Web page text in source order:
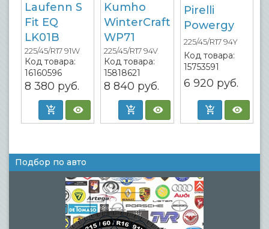
Laufenn S
Fit EQ
LK01B
225/45/R17 91W
Код товара:
16160596
8 380 руб.
Kumho
WinterCraft
WP71
225/45/R17 94V
Код товара:
15818621
8 840 руб.
Pirelli
Powergy
225/45/R17 94Y
Код товара:
15753591
6 920 руб.
Подбор по авто